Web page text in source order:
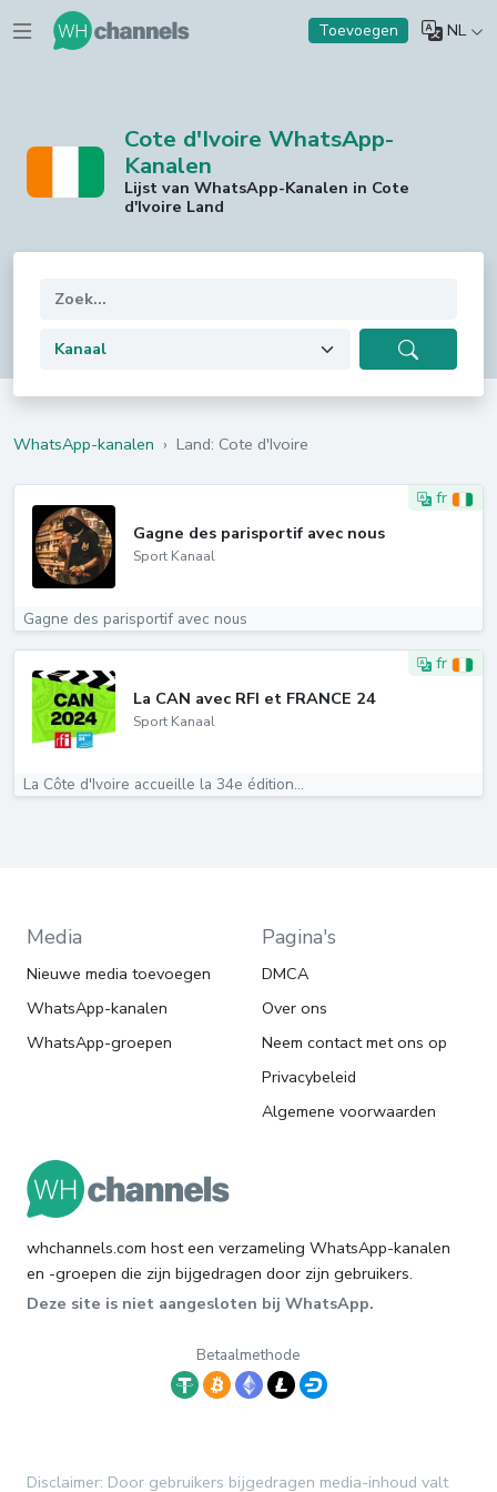
Toevoegen NL
Cote d'Ivoire WhatsApp-
Kanalen
Lijst van WhatsApp-Kanalen in Cote
d'Ivoire Land
WhatsApp-kanalen › Land: Cote d'Ivoire
fr
Gagne des parisportif avec nous
Sport Kanaal
Gagne des parisportif avec nous
fr
La CAN avec RFI et FRANCE 24
Sport Kanaal
La Côte d'Ivoire accueille la 34e édition...
Media
Nieuwe media toevoegen
WhatsApp-kanalen
WhatsApp-groepen
Pagina's
DMCA
Over ons
Neem contact met ons op
Privacybeleid
Algemene voorwaarden
whchannels.com host een verzameling WhatsApp-kanalen
en -groepen die zijn bijgedragen door zijn gebruikers.
Deze site is niet aangesloten bij WhatsApp.
Betaalmethode
Disclaimer: Door gebruikers bijgedragen media-inhoud valt